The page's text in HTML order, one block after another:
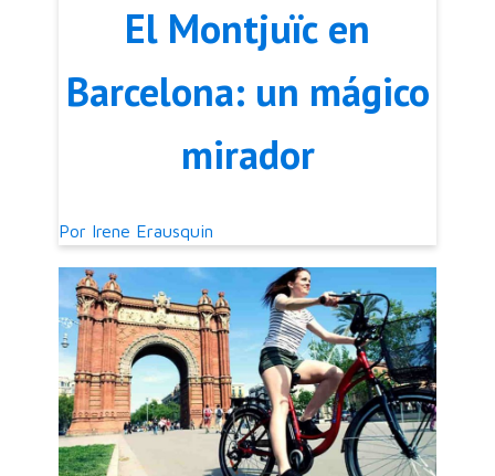
El Montjuïc en
Barcelona: un mágico
mirador
Por Irene Erausquin